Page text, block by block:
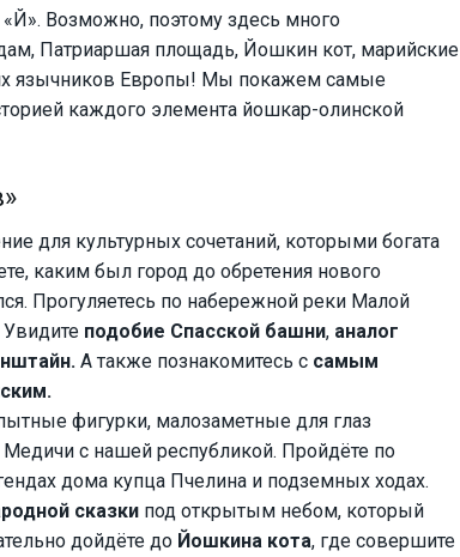
Возможно, поэтому здесь много
Патриаршая площадь, Йошкин кот, марийские
язычников Европы! Мы покажем самые
каждого элемента йошкар-олинской
для культурных сочетаний, которыми богата
каким был город до обретения нового
Прогуляетесь по набережной реки Малой
подобие Спасской башни, аналог
А также познакомитесь с самым
фигурки, малозаметные для глаз
с нашей республикой. Пройдёте по
дома купца Пчелина и подземных ходах.
сказки под открытым небом, который
дойдёте до Йошкина кота, где совершите